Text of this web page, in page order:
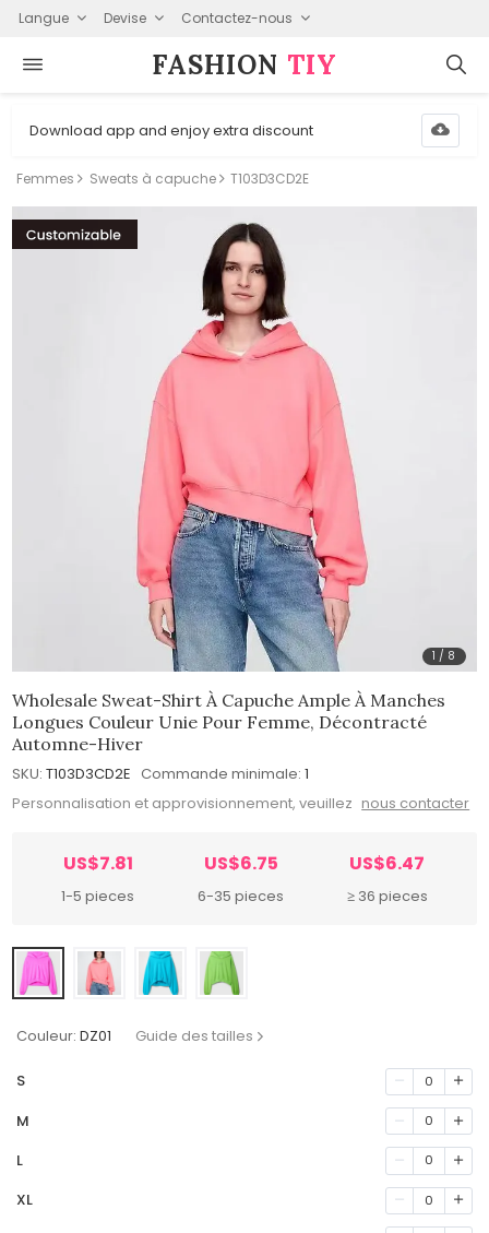
Langue Devise Contactez-nous
FASHION⁠ TIY
Download app and enjoy extra discount
Femmes Sweats à capuche T103D3CD2E
1 / 8
Wholesale Sweat-Shirt À Capuche Ample À Manches
Longues Couleur Unie Pour Femme, Décontracté
Automne-Hiver
SKU: T103D3CD2E Commande minimale: 1
Personnalisation et approvisionnement, veuillez nous contacter
US$7.81
1-5 pieces
US$6.75
6-35 pieces
US$6.47
≥ 36 pieces
Couleur: DZ01 Guide des tailles
S 0
M 0
L 0
XL 0